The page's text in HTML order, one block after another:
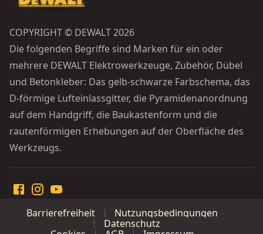
COPYRIGHT © DEWALT 2026
Die folgenden Begriffe sind Marken für ein oder
mehrere DEWALT Elektrowerkzeuge, Zubehör, Dübel
und Betonkleber: Das gelb-schwarze Farbschema, das
D-förmige Lufteinlassgitter, die Pyramidenanordnung
auf dem Handgriff, die Baukastenform und die
rautenförmigen Erhebungen auf der Oberfläche des
Werkzeugs.
Barrierefreiheit
Nutzungsbedingungen
Datenschutz